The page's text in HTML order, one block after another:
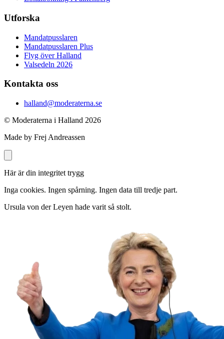
Utforska
Mandatpusslaren
Mandatpusslaren Plus
Flyg över Halland
Valsedeln 2026
Kontakta oss
halland@moderaterna.se
© Moderaterna i Halland 2026
Made by Frej Andreassen
Här är din integritet trygg
Inga cookies. Ingen spårning. Ingen data till tredje part.
Ursula von der Leyen hade varit så stolt.